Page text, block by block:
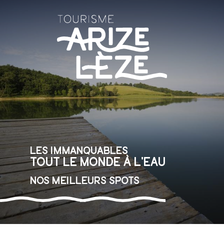
Les immanquables
Tout le monde à l'eau
Nos meilleurs spots